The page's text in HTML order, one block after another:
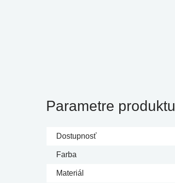
Parametre produktu
Dostupnosť
Farba
Materiál